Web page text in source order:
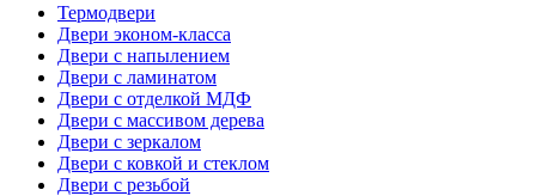
Термодвери
Двери эконом-класса
Двери с напылением
Двери с ламинатом
Двери с отделкой МДФ
Двери с массивом дерева
Двери с зеркалом
Двери с ковкой и стеклом
Двери с резьбой